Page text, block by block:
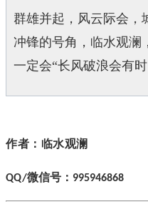
群雄并起，风云际会，
冲锋的号角，临水观澜
一定会“长风破浪会有
作者：临水观澜
QQ/微信号：995946868